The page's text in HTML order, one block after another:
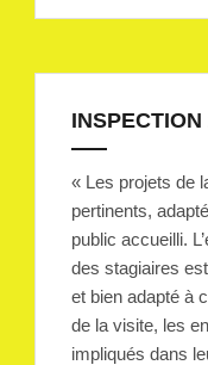
« Les projets de
pertinents,
public accueilli.
des stagiaires
et bien adapté à
de la visite, les
impliqués dans